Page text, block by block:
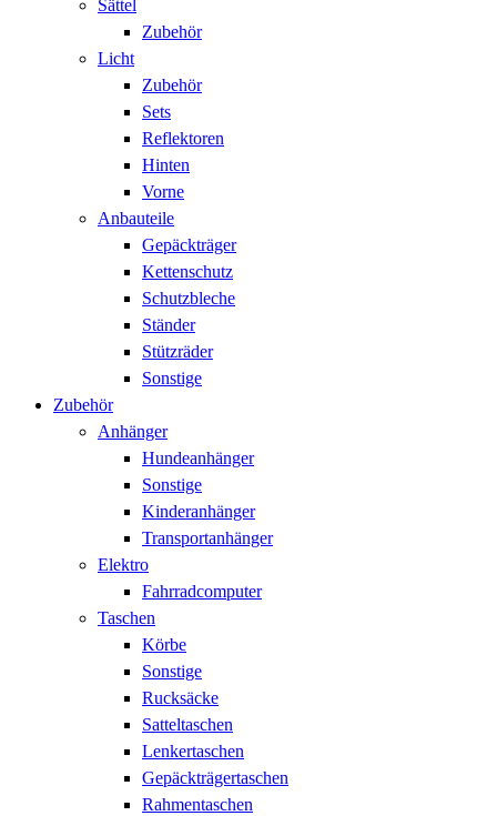
Sättel
Zubehör
Licht
Zubehör
Sets
Reflektoren
Hinten
Vorne
Anbauteile
Gepäckträger
Kettenschutz
Schutzbleche
Ständer
Stützräder
Sonstige
Zubehör
Anhänger
Hundeanhänger
Sonstige
Kinderanhänger
Transportanhänger
Elektro
Fahrradcomputer
Taschen
Körbe
Sonstige
Rucksäcke
Satteltaschen
Lenkertaschen
Gepäckträgertaschen
Rahmentaschen